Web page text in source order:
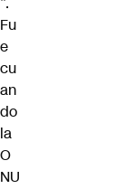
Fu
e
cu
an
do
la
O
NU